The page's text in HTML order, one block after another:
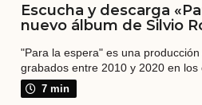
Escucha y descarga
nuevo álbum de Silvio
"Para la espera" es una
grabados entre 2010 y 2020 en los
7 min